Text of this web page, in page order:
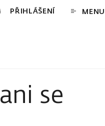
PŘIHLÁŠENÍ MENU
se